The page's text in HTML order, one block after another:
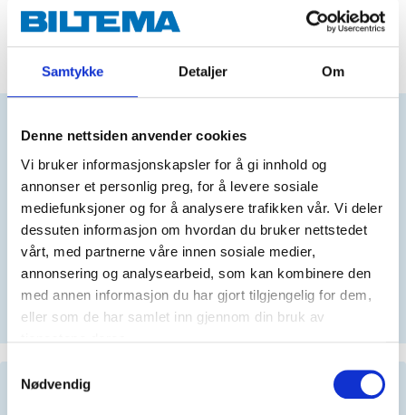
Samtykke Detaljer Om
Denne nettsiden anvender cookies
Vi bruker informasjonskapsler for å gi innhold og
annonser et personlig preg, for å levere sosiale
mediefunksjoner og for å analysere trafikken vår. Vi deler
dessuten informasjon om hvordan du bruker nettstedet
vårt, med partnerne våre innen sosiale medier,
annonsering og analysearbeid, som kan kombinere den
med annen informasjon du har gjort tilgjengelig for dem,
eller som de har samlet inn gjennom din bruk av
Nødvendig
ADD TO CART
Does this product fit your vehicle?
N
No registration number?
SELECT CAR MANUALLY
Important information when searching for spare
parts by reg. number and service recommendations.